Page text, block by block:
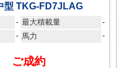
型 TKG-FD7JLAG
- 最大積載量 -
- 馬力 -
ご成約